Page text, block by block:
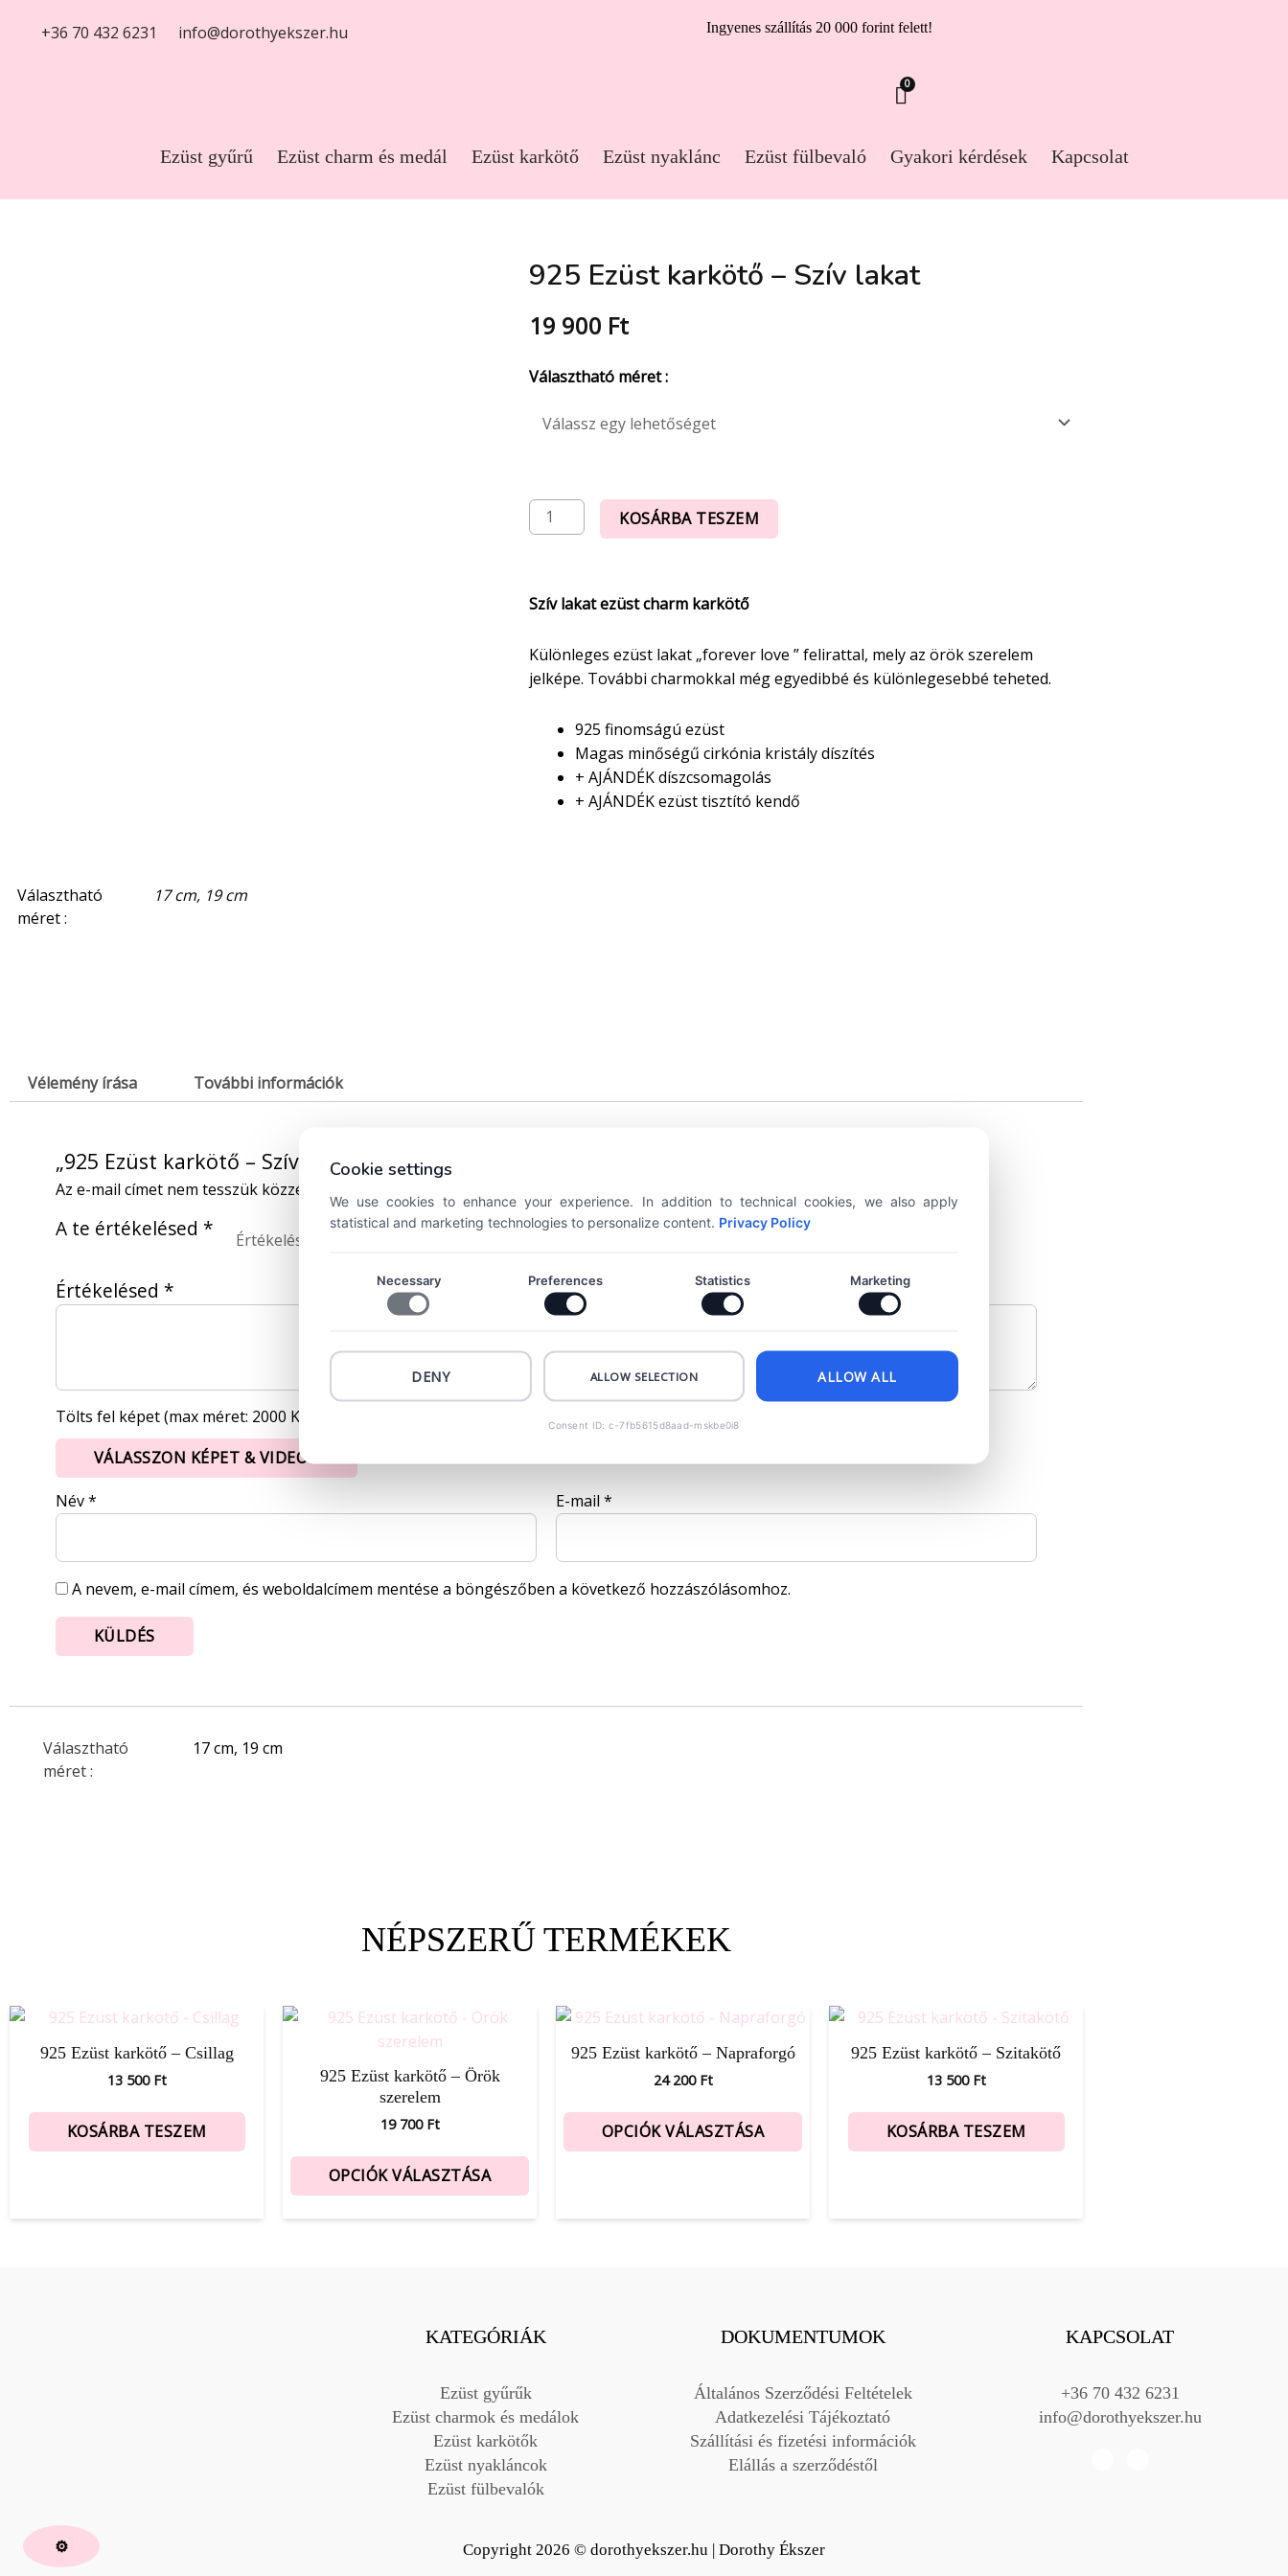
+36 70 432 6231 info@dorothyekszer.hu Ingyenes szállítás 20 000 forint felett!
0
Ezüst gyűrű Ezüst charm és medál Ezüst karkötő Ezüst nyaklánc Ezüst fülbevaló Gyakori kérdések Kapcsolat
925 Ezüst karkötő – Szív lakat
19 900 Ft
Választható méret :
KOSÁRBA TESZEM
Szív lakat ezüst charm karkötő
Különleges ezüst lakat „forever love ” felirattal, mely az örök szerelem
jelképe. További charmokkal még egyedibbé és különlegesebbé teheted.
925 finomságú ezüst
Magas minőségű cirkónia kristály díszítés
+ AJÁNDÉK díszcsomagolás
+ AJÁNDÉK ezüst tisztító kendő
Választható
méret :
17 cm, 19 cm
Vélemény írása További információk
„925 Ezüst karkötő – Szív lakat” értékelése elsőként
Az e-mail címet nem tesszük közzé.
A te értékelésed *
Értékelésed *
Tölts fel képet (max méret: 2000 KB, max kép: 5)
VÁLASSZON KÉPET & VIDEÓT
Név* E-mail*
A nevem, e-mail címem, és weboldalcímem mentése a böngészőben a következő hozzászólásomhoz.
Választható
méret :
17 cm, 19 cm
NÉPSZERŰ TERMÉKEK
925 Ezüst karkötő – Csillag
13 500 Ft
KOSÁRBA TESZEM
925 Ezüst karkötő – Örök
szerelem
19 700 Ft
OPCIÓK VÁLASZTÁSA
925 Ezüst karkötő – Napraforgó
24 200 Ft
OPCIÓK VÁLASZTÁSA
925 Ezüst karkötő – Szitakötő
13 500 Ft
KOSÁRBA TESZEM
KATEGÓRIÁK
Ezüst gyűrűk
Ezüst charmok és medálok
Ezüst karkötők
Ezüst nyakláncok
Ezüst fülbevalók
DOKUMENTUMOK
Általános Szerződési Feltételek
Adatkezelési Tájékoztató
Szállítási és fizetési információk
Elállás a szerződéstől
KAPCSOLAT
+36 70 432 6231
info@dorothyekszer.hu
Copyright 2026 © dorothyekszer.hu | Dorothy Ékszer
Cookie settings
We use cookies to enhance your experience. In addition to technical cookies, we also apply
statistical and marketing technologies to personalize content. Privacy Policy
Necessary Preferences Statistics Marketing
DENY ALLOW SELECTION ALLOW ALL
Consent ID: c-7fb5615d8aad-mskbe0i8
⚙